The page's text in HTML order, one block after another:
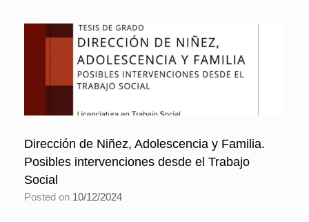
Dirección de Niñez, Adolescencia y Familia.
Posibles intervenciones desde el Trabajo
Social
Posted on 10/12/2024